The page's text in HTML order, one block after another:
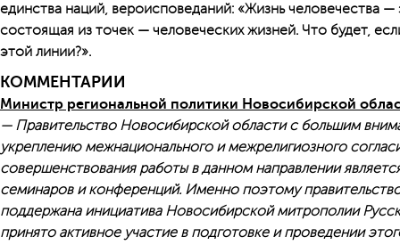
единства наций, вероисповеданий: «Жизнь человечества —
состоящая из точек — человеческих жизней. Что будет,
этой линии?».
КОММЕНТАРИИ
Министр региональной политики Новосибирской
— Правительство Новосибирской области с большим
укреплению межнационального и межрелигиозного
совершенствования работы в данном направлении
семинаров и конференций. Именно поэтому
поддержана инициатива Новосибирской митрополии
принято активное участие в подготовке и проведении